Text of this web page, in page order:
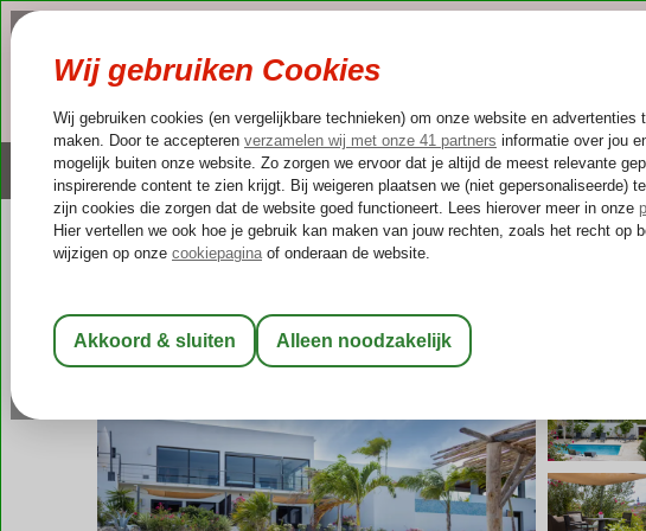
NAZOMER LAST MINUTES ZOMER 2026
Altijd inclusief huurauto Kleinschalige & unieke accommodaties
Pasha Appartementen
Logies-Appartement